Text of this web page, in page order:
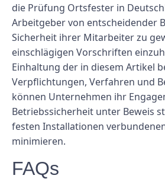
die Prüfung Ortsfester in
Arbeitgeber von entscheidender
Sicherheit ihrer Mitarbeiter zu
einschlägigen Vorschriften
Einhaltung der in diesem Artikel
Verpflichtungen, Verfahren und
können Unternehmen ihr
Betriebssicherheit unter Beweis
festen Installationen
minimieren.
FAQs